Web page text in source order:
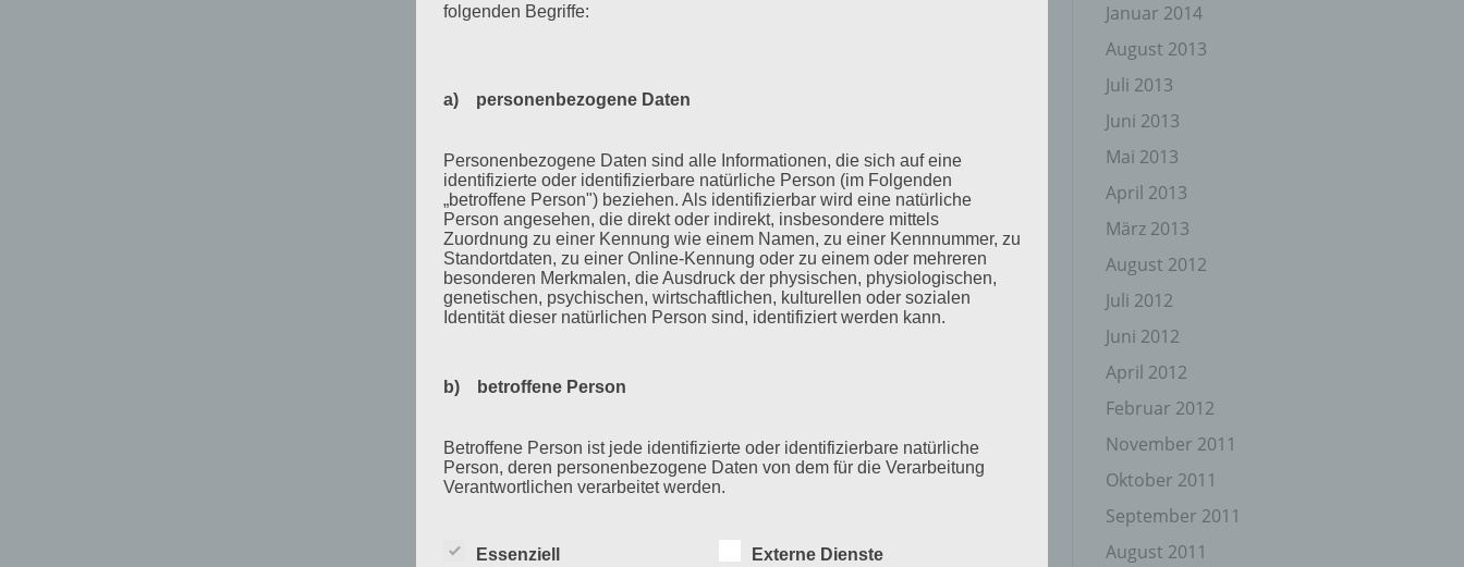
Januar 2014
August 2013
Juli 2013
Juni 2013
Mai 2013
April 2013
März 2013
August 2012
Juli 2012
Juni 2012
April 2012
Februar 2012
November 2011
Oktober 2011
September 2011
August 2011
folgenden Begriffe:
a) personenbezogene Daten
Personenbezogene Daten sind alle Informationen, die sich auf eine
identifizierte oder identifizierbare natürliche Person (im Folgenden
„betroffene Person") beziehen. Als identifizierbar wird eine natürliche
Person angesehen, die direkt oder indirekt, insbesondere mittels
Zuordnung zu einer Kennung wie einem Namen, zu einer Kennnummer, zu
Standortdaten, zu einer Online-Kennung oder zu einem oder mehreren
besonderen Merkmalen, die Ausdruck der physischen, physiologischen,
genetischen, psychischen, wirtschaftlichen, kulturellen oder sozialen
Identität dieser natürlichen Person sind, identifiziert werden kann.
b) betroffene Person
Betroffene Person ist jede identifizierte oder identifizierbare natürliche
Person, deren personenbezogene Daten von dem für die Verarbeitung
Verantwortlichen verarbeitet werden.
c) Verarbeitung
Essenziell Externe Dienste